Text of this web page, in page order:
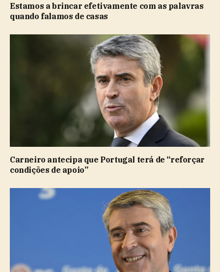
Estamos a brincar efetivamente com as palavras
quando falamos de casas
Carneiro antecipa que Portugal terá de “reforçar
condições de apoio”